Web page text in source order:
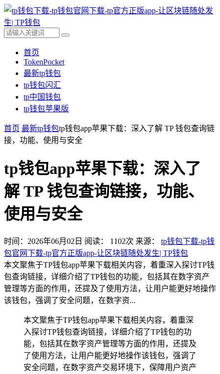
首页
TokenPocket
最新tp钱包
tp钱包闪汇
tp中国钱包
tp钱包苹果版
首页 最新tp钱包tp钱包app苹果下载：深入了解 TP 钱包查询链
接，功能、使用与安全
tp钱包app苹果下载：深入了
解 TP 钱包查询链接，功能、
使用与安全
时间：2026年06月02日 阅读： 1102次 来源： tp钱包下载-tp钱
包官网下载-tp官方正版app-让区块链随处发生| TP钱包
本文聚焦于TP钱包app苹果下载相关内容，着重深入探讨TP钱
包查询链接，详细介绍了TP钱包的功能，包括其在数字资产
管理等方面的作用，还提及了使用方法，让用户能更好地操作
该钱包，强调了安全问题，在数字资...
本文聚焦于TP钱包app苹果下载相关内容，着重深
入探讨TP钱包查询链接，详细介绍了TP钱包的功
能，包括其在数字资产管理等方面的作用，还提及
了使用方法，让用户能更好地操作该钱包，强调了
安全问题，在数字资产交易环境下，保障用户资产